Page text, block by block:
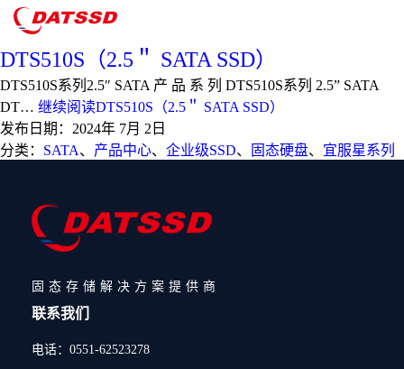
分类：宜服星系列
DTS510S（2.5＂ SATA SSD）
DTS510S系列2.5″ SATA 产 品 系 列 DTS510S系列 2.5” SATA
DT… 继续阅读DTS510S（2.5＂ SATA SSD）
发布日期： 2024年 7月 2日
分类： SATA、 产品中心、 企业级SSD、 固态硬盘、 宜服星系列
固态存储解决方案提供商
联系我们
电话：0551-62523278